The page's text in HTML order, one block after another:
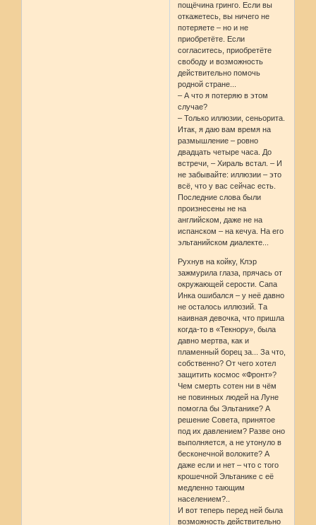
пощёчина гринго. Если вы
откажетесь, вы ничего не
потеряете – но и не
приобретёте. Если
согласитесь, приобретёте
свободу и возможность
действительно помочь
родной стране...
– А что я потеряю в этом
случае?
– Только иллюзии, сеньорита.
Итак, я даю вам время на
размышление – ровно
двадцать четыре часа. До
встречи, – Хираль встал. – И
не забывайте: иллюзии – это
всё, что у вас сейчас есть.
Последние слова были
произнесены не на
английском, даже не на
испанском – на кечуа. На его
эльтанийском диалекте...
Рухнув на койку, Клэр
зажмурила глаза, прячась от
окружающей серости. Сапа
Инка ошибался – у неё давно
не осталось иллюзий. Та
наивная девочка, что пришла
когда-то в «Текнору», была
давно мертва, как и
пламенный борец за... За что,
собственно? От чего хотел
защитить космос «Фронт»?
Чем смерть сотен ни в чём
не повинных людей на Луне
помогла бы Эльтанике? А
решение Совета, принятое
под их давлением? Разве оно
выполняется, а не утонуло в
бесконечной волоките? А
даже если и нет – что с того
крошечной Эльтанике с её
медленно тающим
населением?..
И вот теперь перед ней была
возможность действительно